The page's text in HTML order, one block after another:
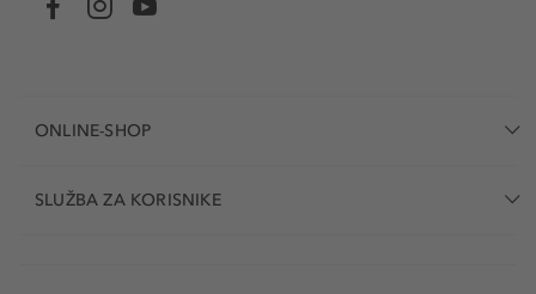
ONLINE-SHOP
SLUŽBA ZA KORISNIKE